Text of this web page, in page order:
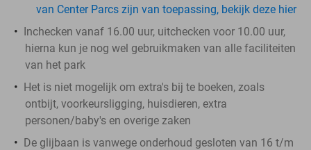
van Center Parcs zijn van toepassing, bekijk deze hier
Inchecken vanaf 16.00 uur, uitchecken voor 10.00 uur,
hierna kun je nog wel gebruikmaken van alle faciliteiten
van het park
Het is niet mogelijk om extra's bij te boeken, zoals
ontbijt, voorkeursligging, huisdieren, extra
personen/baby's en overige zaken
De glijbaan is vanwege onderhoud gesloten van 16 t/m